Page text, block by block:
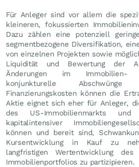
Für Anleger sind vor allem die
kleineren, fokussierten
Dazu zählen eine potenziell
segmentbezogene Diversifikation,
von einzelnen Projekten sowie
Liquidität und Bewertung der
Änderungen im Immobilien-
konjunkturelle
Finanzierungskosten können die
Aktie eignet sich eher für Anleger,
des US-Immobilienmarkts
kapitalintensiver
können und bereit sind,
Kursentwicklung in Kauf zu
langfristigen Wertentwicklung des
Immobilienportfolios zu partizipieren.